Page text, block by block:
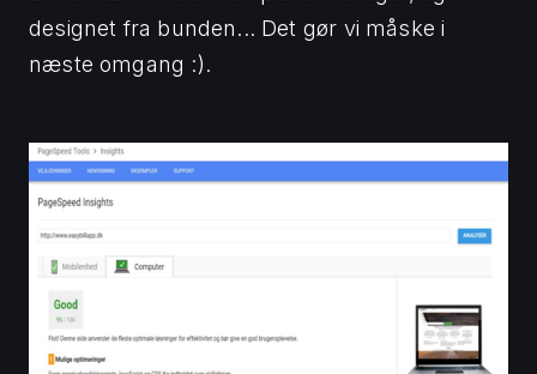
designet fra bunden... Det gør vi måske i
næste omgang :).